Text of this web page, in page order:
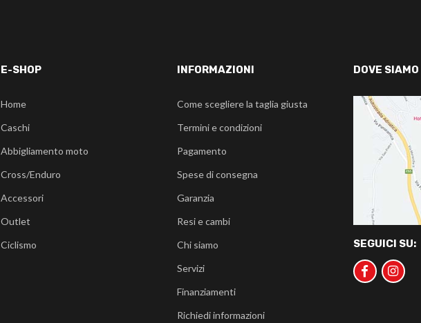
E-SHOP
Home
Caschi
Abbigliamento moto
Cross/Enduro
Accessori
Outlet
Ciclismo
INFORMAZIONI
Come scegliere la taglia giusta
Termini e condizioni
Pagamento
Spese di consegna
Garanzia
Resi e cambi
Chi siamo
Servizi
Finanziamenti
Richiedi informazioni
DOVE SIAMO
SEGUICI SU: